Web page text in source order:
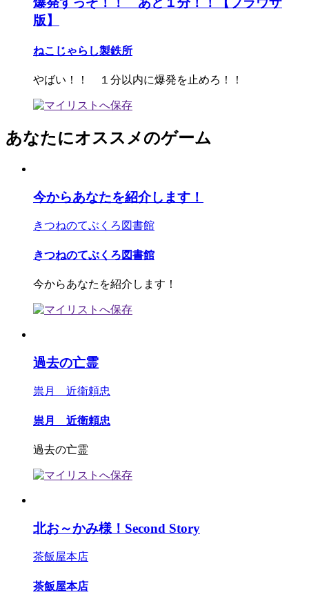
版】
ねこじゃらし製鉄所
やばい！！ １分以内に爆発を止めろ！！
あなたにオススメのゲーム
今からあなたを紹介します！
きつねのてぶくろ図書館
きつねのてぶくろ図書館
今からあなたを紹介します！
過去の亡霊
祟月 近衛頼忠
祟月 近衛頼忠
過去の亡霊
北お～かみ様！Second Story
茶飯屋本店
茶飯屋本店